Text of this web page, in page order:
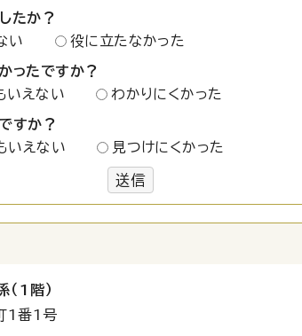
たか？
い 役に立たなかった
ったですか？
いえない わかりにくかった
すか？
いえない 見つけにくかった
送信
1階）
番1号